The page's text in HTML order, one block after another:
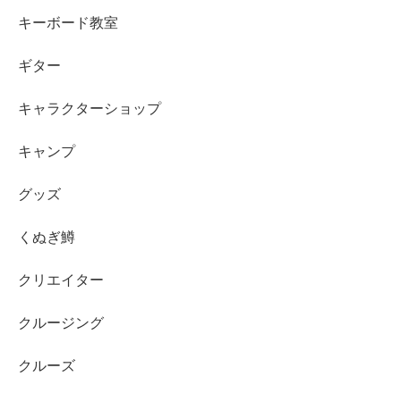
キーボード教室
ギター
キャラクターショップ
キャンプ
グッズ
くぬぎ鱒
クリエイター
クルージング
クルーズ